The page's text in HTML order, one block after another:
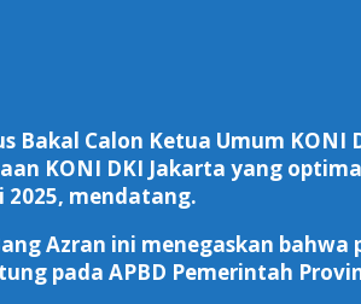
Bakal Calon Ketua Umum
KONI DKI Jakarta yang
2025, mendatang.
Azran ini menegaskan
pada APBD Pemerintah